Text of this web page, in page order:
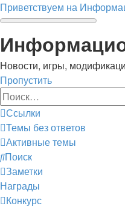
Приветствуем на
Новости, игры,
Пропустить
Ссылки
Темы без ответов
Активные темы
Поиск
Заметки
Награды
Конкурс